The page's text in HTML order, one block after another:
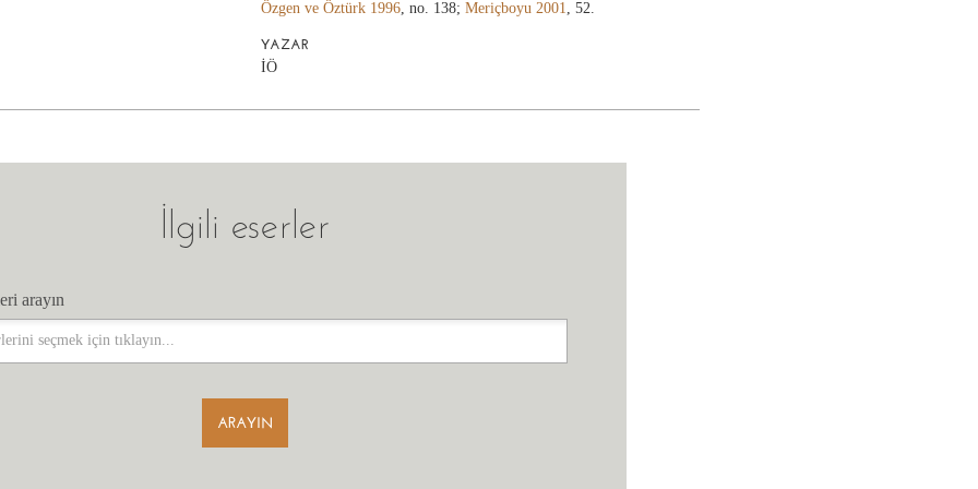
Özgen ve Öztürk 1996, no. 138; Meriçboyu 2001 , 52.
YAZAR
İÖ
İlgili eserler
arayın
arayın
ARAYIN